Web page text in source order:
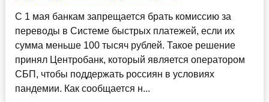
С 1 мая банкам запрещается брать комиссию за
переводы в Системе быстрых платежей, если их
сумма меньше 100 тысяч рублей. Такое решение
принял Центробанк, который является оператором
СБП, чтобы поддержать россиян в условиях
пандемии. Как сообщается н...